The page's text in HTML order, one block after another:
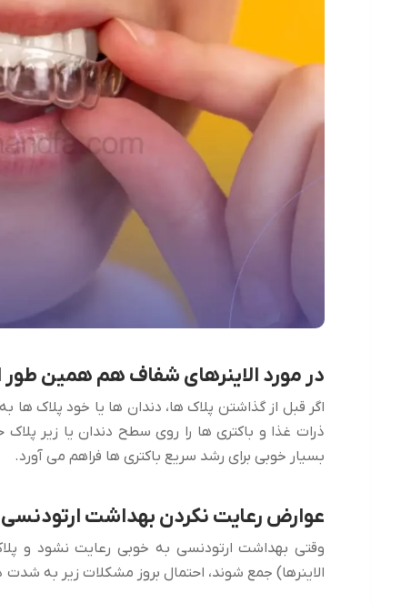
در مورد الاینرهای شفاف هم همین
اگر قبل از گذاشتن پلاک ها، دندان ها یا خود پلاک
ذرات غذا و باکتری ها را روی سطح دندان یا زیر
بسیار خوبی برای رشد سریع باکتری ها فراهم می آورد.
عوارض رعایت نکردن بهداشت
وقتی بهداشت ارتودنسی به خوبی رعایت نشود و
الاینرها) جمع شوند، احتمال بروز مشکلات زیر به